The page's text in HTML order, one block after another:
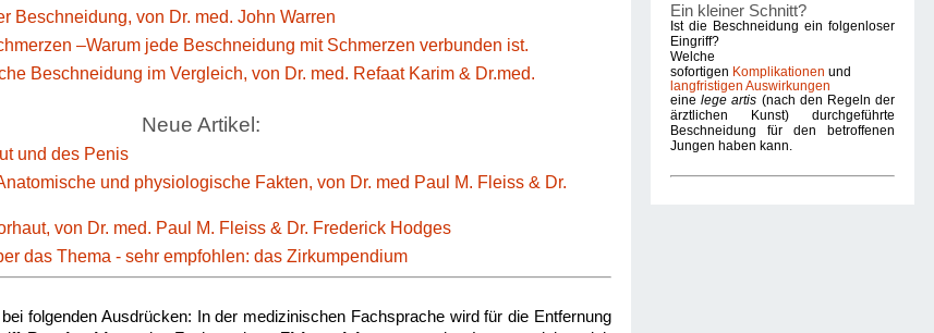
Ein kleiner Schnitt?
Ist die Beschneidung ein folgenloser
Eingriff?
Welche
sofortigen Komplikationen und
langfristigen Auswirkungen
einelege artis (nach den Regeln der
ärztlichen Kunst) durchgeführte
Beschneidung für den betroffenen
Jungen haben kann.
Beschneidung, von Dr. med. John Warren
–Warum jede Beschneidung mit Schmerzen verbunden ist.
Beschneidung im Vergleich, von Dr. med. Refaat Karim & Dr.med.
Neue Artikel:
und des Penis
und physiologische Fakten, von Dr. med Paul M. Fleiss & Dr.
von Dr. med. Paul M. Fleiss & Dr. Frederick Hodges
das Thema - sehr empfohlen: das Zirkumpendium
folgenden Ausdrücken: In der medizinischen Fachsprache wird für die Entfernung